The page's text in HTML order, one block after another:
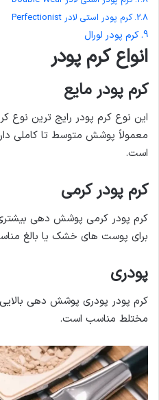
کرم پودر استی لادر Perfectionist
کرم پودر لورال
انواع کرم پودر
کرم پودر مایع
این نوع کرم پودر رایج ترین نوع
معمولاً پوشش متوسط تا کاملی
است.
کرم پودر کرمی
کرم پودر کرمی پوشش دهی
برای پوست های خشک یا بالغ
پودری
کرم پودر پودری پوشش دهی
مختلط مناسب است.